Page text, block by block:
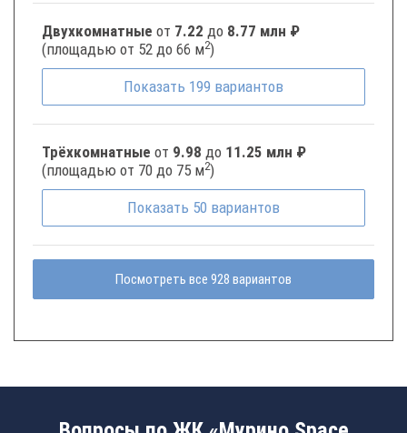
Двухкомнатные от 7.22 до 8.77 млн ₽
(площадью от 52 до 66 м2)
Показать 199 вариантов
Трёхкомнатные от 9.98 до 11.25 млн ₽
(площадью от 70 до 75 м2)
Показать 50 вариантов
Посмотреть все 928 вариантов